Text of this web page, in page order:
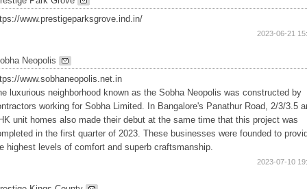
www.prestigeparksgrove.ind.in/
2023-06-21
Neopolis
www.sobhaneopolis.net.in
luxurious neighborhood known as the Sobha Neopolis was constructed by
working for Sobha Limited. In Bangalore's Panathur Road, 2/3/3.5
unit homes also made their debut at the same time that this project was
in the first quarter of 2023. These businesses were founded to
highest levels of comfort and superb craftsmanship.
2023-07-10